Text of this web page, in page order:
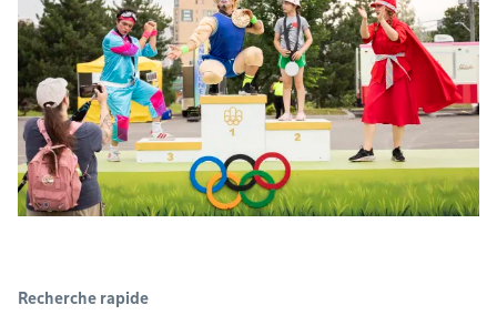
Recherche rapide